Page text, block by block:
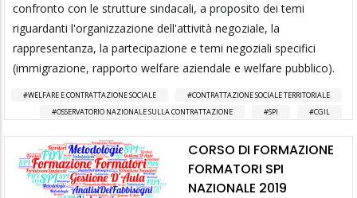
confronto con le strutture sindacali, a proposito dei temi
riguardanti l'organizzazione dell'attività negoziale, la
rappresentanza, la partecipazione e temi negoziali specifici
(immigrazione, rapporto welfare aziendale e welfare pubblico).
WELFARE E CONTRATTAZIONE SOCIALE
CONTRATTAZIONE SOCIALE TERRITORIALE
OSSERVATORIO NAZIONALE SULLA CONTRATTAZIONE
SPI CGIL
CORSO DI FORMAZIONE
FORMATORI SPI
NAZIONALE 2019